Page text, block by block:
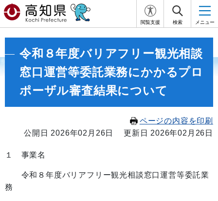
閲覧支援 検索 メニュー
令和８年度バリアフリー観光相談
窓口運営等委託業務にかかるプロ
ポーザル審査結果について
ページの内容を印刷
公開日 2026年02月26日
更新日 2026年02月26日
１ 事業名
令和８年度バリアフリー観光相談窓口運営等委託業
務